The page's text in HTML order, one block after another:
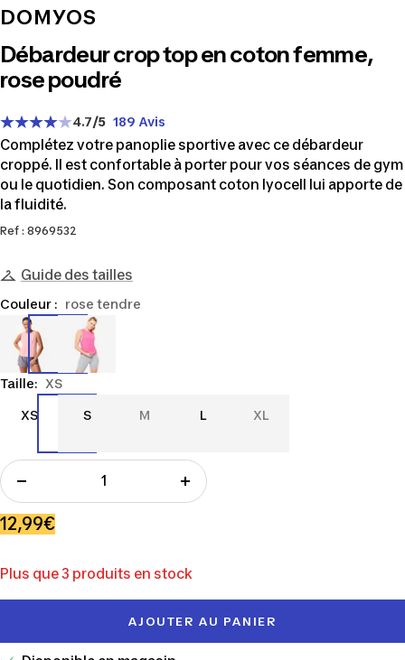
DOMYOS
Débardeur crop top en coton femme,
rose poudré
4.7/5 189 Avis
Complétez votre panoplie sportive avec ce débardeur
croppé. Il est confortable à porter pour vos séances de gym
ou le quotidien. Son composant coton lyocell lui apporte de
la fluidité.
Ref : 8969532
Guide des tailles
8969532 8801378
Taille: XS
XS
XS S
S M
M LL XL
XL
Couleur : rose tendre
la
quantité
Augmenter
Prix
vente
12,99€
Plus que 3 produits en stock
AJOUTER AU PANIER